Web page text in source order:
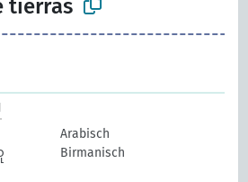
tierras
Arabisch
Birmanisch